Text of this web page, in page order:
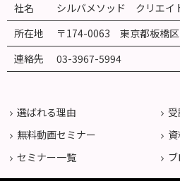
社名
シルバメソッド クリエイ
所在地
〒174-0063 東京都板橋
連絡先
03-3967-5994
選ばれる理由
無料動画セミナー
セミナー一覧